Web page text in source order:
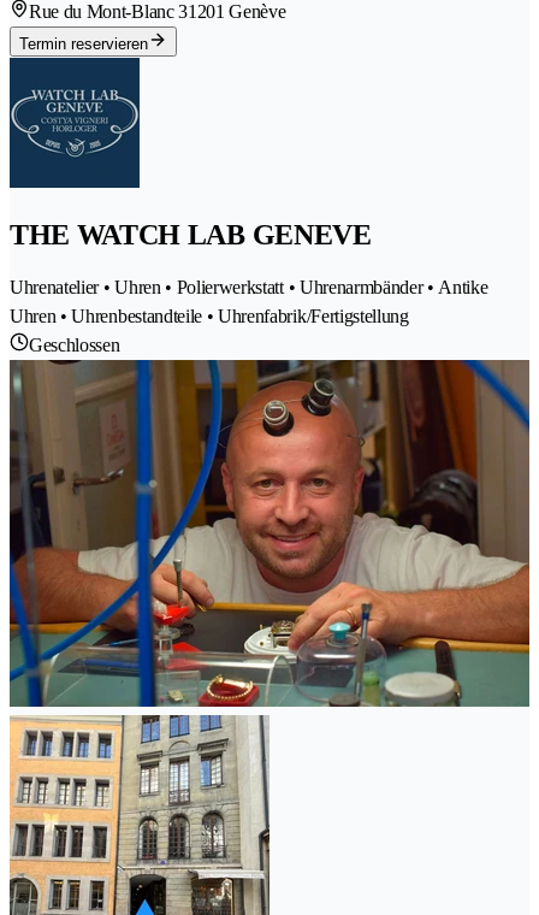
Rue du Mont-Blanc 31201 Genève
Termin reservieren
THE WATCH LAB GENEVE
Uhrenatelier • Uhren • Polierwerkstatt • Uhrenarmbänder • Antike
Uhren • Uhrenbestandteile • Uhrenfabrik/Fertigstellung
Geschlossen